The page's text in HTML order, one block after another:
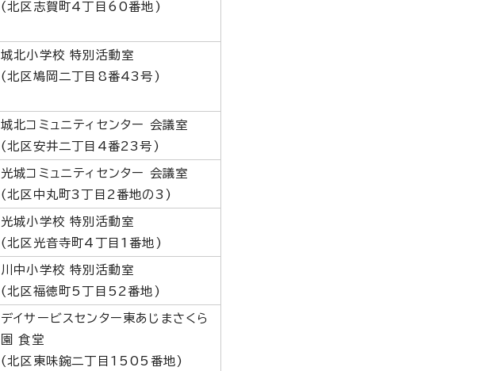
(北区志賀町4丁目60番地)
城北小学校 特別活動室
(北区鳩岡二丁目8番43号)
城北コミュニティセンター 会議室
(北区安井二丁目4番23号)
光城コミュニティセンター 会議室
(北区中丸町3丁目2番地の3)
光城小学校 特別活動室
(北区光音寺町4丁目1番地)
川中小学校 特別活動室
(北区福徳町5丁目52番地)
デイサービスセンター東あじまさくら
園 食堂
(北区東味鋺二丁目1505番地)